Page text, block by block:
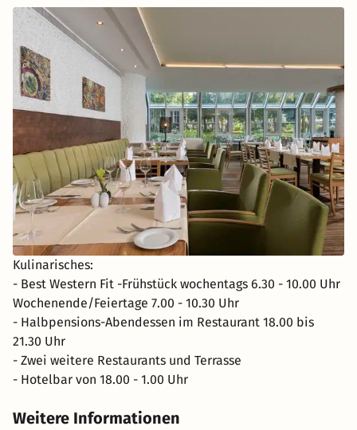
Kulinarisches:
- Best Western Fit -Frühstück wochentags 6.30 - 10.00 Uhr
Wochenende/Feiertage 7.00 - 10.30 Uhr
- Halbpensions-Abendessen im Restaurant 18.00 bis
21.30 Uhr
- Zwei weitere Restaurants und Terrasse
- Hotelbar von 18.00 - 1.00 Uhr
Weitere Informationen